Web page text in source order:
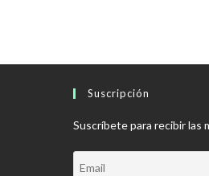
Suscripción
Suscríbete para recibir las